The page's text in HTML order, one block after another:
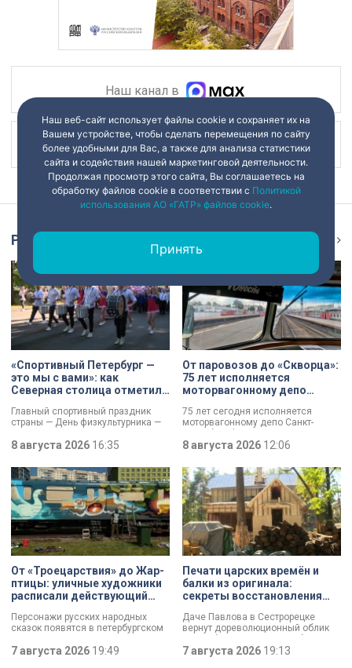
Наш канал в
Наш канал в
Репортаж Ещё
«Спортивный Петербург —
это мы с вами»: как
Северная столица отметила
Главный спортивный праздник
страны — День физкультурника —
причастных поздравил президент
Владимир Путин, отметив:
продолжается обновление и
создание стадионов,
тренировочных баз и
спортплощадок. К петербуржцам
обратился губернатор Александр
Беглов. Он подчеркнул: именно в
городе на Неве зародились
традиции футбола, фигурного
катания, тяжёлой и лёгкой
атлетики, плавания и триатлона.
Тысячи спортсменов разного
возраста сегодня собрались на
Крестовском острове.
8 августа 2026 16:35
От паровозов до «Скворца»:
75 лет исполняется
моторвагонному депо
Финляндский
75 лет сегодня исполняется
моторвагонному депо Санкт-
Петербург-Финляндский.
Появление этого объекта для
железной дороги стало поистине
знаковым: паровозы уступили
место электричкам. Изначально
выполняли 13 пар рейсов, сейчас
— почти в 20 раз больше. В парке
предприятия — современные
вагоны и ретро-составы.
8 августа 2026 12:06
От «Троецарствия» до Жар-
птицы: уличные художники
расписали действующий
Персонажи русских народных
сказок появятся в петербургском
«Выборгское» завершился
масштабный съезд лучших
7 августа 2026 19:49
Печати царских времён и
балки из оригинала:
секреты восстановления
Даче Павлова в Сестрорецке
вернут дореволюционный облик
по особой программе «Рубль за
метр». Это льготная арендная
ставка, которая действует для
7 августа 2026 19:13
Наш веб-сайт использует файлы cookie и сохраняет их на
Вашем устройстве, чтобы сделать перемещения по сайту
более удобными для Вас, а также для анализа статистики
сайта и содействия нашей маркетинговой деятельности.
Продолжая просмотр этого сайта, Вы соглашаетесь на
обработку файлов cookie в соответствии с Политикой
использования АО «ГАТР» файлов cookie.
Принять